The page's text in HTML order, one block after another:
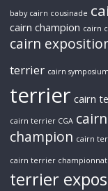
baby cairn cousinade
cairn champion cairn
cairn
terrier cairn symposium
terrier cairn
cairn terrier CGA
champion cairn
cairn terrier championnat
terrier